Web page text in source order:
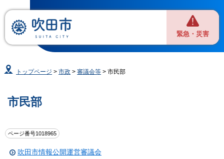
緊急・災害
トップページ >市政 >審議会等 > 市民部
市民部
ページ番号1018965
吹田市情報公開運営審議会